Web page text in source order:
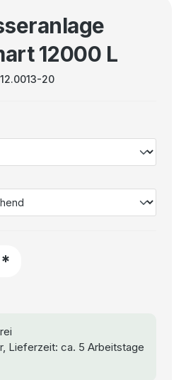
12000 L
20
Lieferzeit: ca. 5 Arbeitstage